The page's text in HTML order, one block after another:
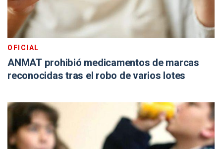
OFICIAL
ANMAT prohibió medicamentos de marcas
reconocidas tras el robo de varios lotes